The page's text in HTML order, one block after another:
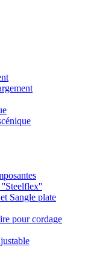
Sangle plate
pour cordage